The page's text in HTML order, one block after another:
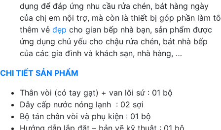
dụng để đáp ứng nhu cầu rửa chén, bát hàng ngày
của chị em nội trợ, mà còn là thiết bị góp phần làm tô
thêm vẻ đẹp cho gian bếp nhà bạn, sản phẩm được
ứng dụng chủ yếu cho chậu rửa chén, bát nhà bếp
của các gia đình và khách sạn, nhà hàng, …
CHI TIẾT SẢN PHẨM
Thân vòi (có tay gạt) + van lõi sứ : 01 bộ
Dây cấp nước nóng lạnh : 02 sợi
Bộ tán chân vòi và phụ kiện : 01 bộ